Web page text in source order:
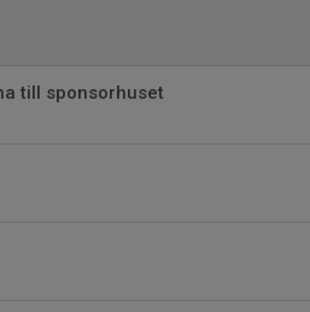
till sponsorhuset